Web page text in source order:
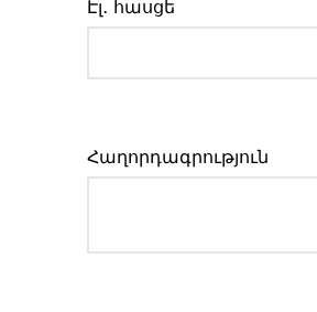
Էլ․ հասցե
Հաղորդագրություն